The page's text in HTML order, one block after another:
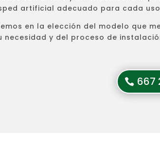
artificial adecuado para cada
en la elección del modelo que
necesidad y del proceso de
667